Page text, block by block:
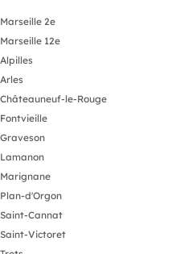
Marseille 2e
Marseille 12e
Alpilles
Arles
Châteauneuf-le-Rouge
Fontvieille
Graveson
Lamanon
Marignane
Plan-d'Orgon
Saint-Cannat
Saint-Victoret